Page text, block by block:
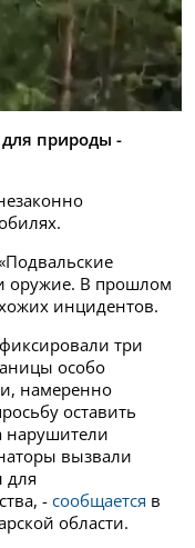
природы -
оружие. В прошлом
инцидентов.
три
особо
намеренно
оставить
нарушители
вызвали
для
- сообщается в
области.